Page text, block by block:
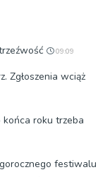
09:09
Zgłoszenia wciąż
roku trzeba
festiwalu